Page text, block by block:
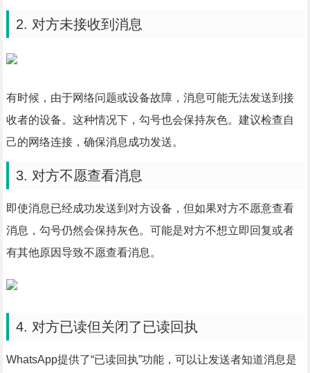
2. 对方未接收到消息
有时候，由于网络问题或设备故障，消息可能无法发送到接
收者的设备。这种情况下，勾号也会保持灰色。建议检查自
己的网络连接，确保消息成功发送。
3. 对方不愿查看消息
即使消息已经成功发送到对方设备，但如果对方不愿意查看
消息，勾号仍然会保持灰色。可能是对方不想立即回复或者
有其他原因导致不愿查看消息。
4. 对方已读但关闭了已读回执
WhatsApp提供了“已读回执”功能，可以让发送者知道消息是